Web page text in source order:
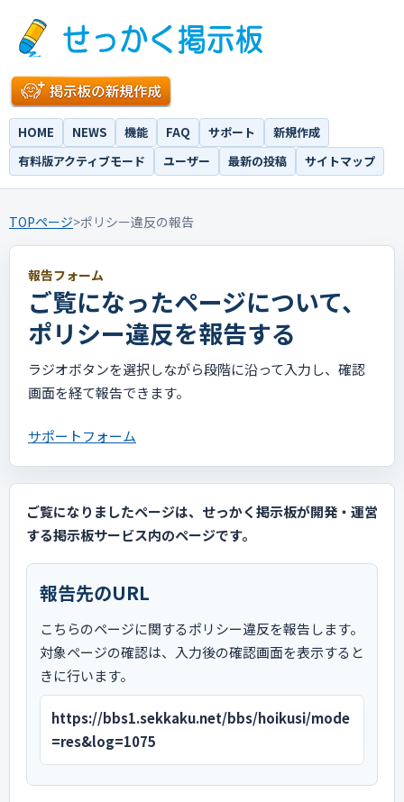
HOME NEWS 機能 FAQ サポート
新規作成
有料版アクティブモード
ユーザー 最新の投稿 サイトマップ
TOPページ>ポリシー違反の報告
報告フォーム
ご覧になったページについて、
ポリシー違反を報告する
ラジオボタンを選択しながら段階に沿って入力し、確認
画面を経て報告できます。
サポートフォーム
ご覧になりましたページは、せっかく掲示板が開発・運営
する掲示板サービス内のページです。
報告先のURL
こちらのページに関するポリシー違反を報告します。
対象ページの確認は、入力後の確認画面を表示すると
きに行います。
https://bbs1.sekkaku.net/bbs/hoikusi/mode
=res&log=1075